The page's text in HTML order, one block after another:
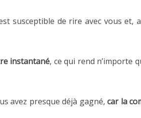
susceptible de rire avec vous et,
instantané, ce qui rend n’importe
avez presque déjà gagné, car la